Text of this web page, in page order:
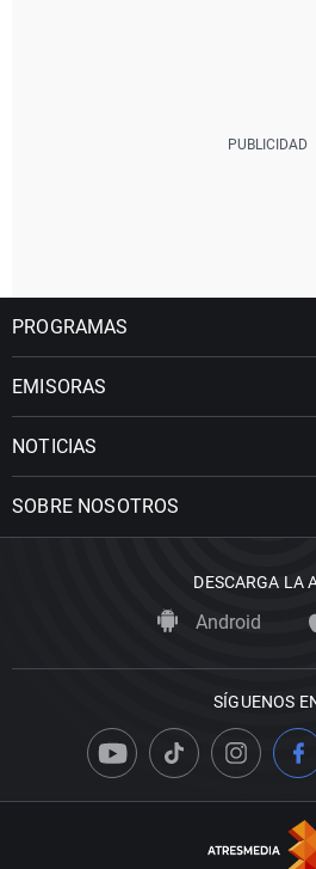
PROGRAMAS
EMISORAS
NOTICIAS
SOBRE NOSOTROS
DESCARGA LA
Android
SÍGUENOS